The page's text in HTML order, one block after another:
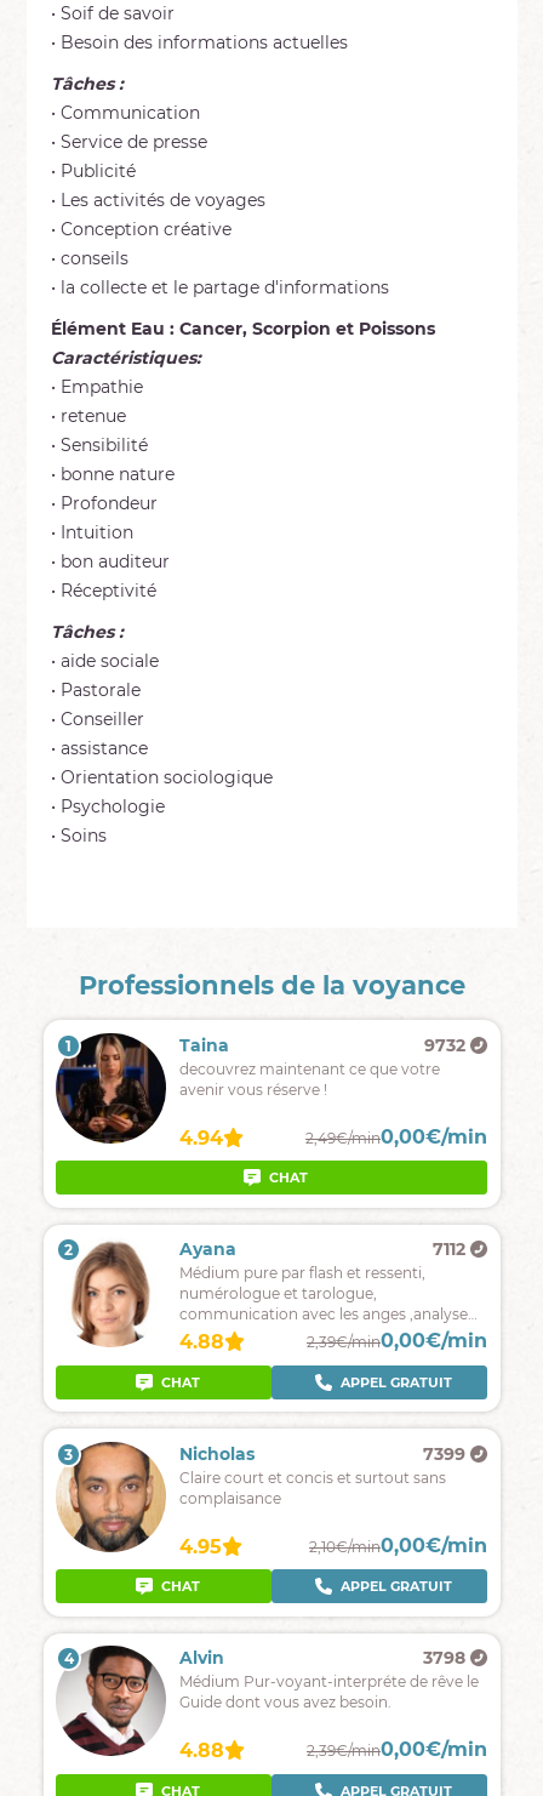
• Soif de savoir
• Besoin des informations actuelles
Tâches :
• Communication
• Service de presse
• Publicité
• Les activités de voyages
• Conception créative
• conseils
• la collecte et le partage d'informations
Élément Eau : Cancer, Scorpion et Poissons
Caractéristiques:
• Empathie
• retenue
• Sensibilité
• bonne nature
• Profondeur
• Intuition
• bon auditeur
• Réceptivité
Tâches :
• aide sociale
• Pastorale
• Conseiller
• assistance
• Orientation sociologique
• Psychologie
• Soins
Professionnels de la voyance
1 Taina 9732
decouvrez maintenant ce que votre
avenir vous réserve !
4.94 2,49€/min0,00€/min
CHAT
2 Ayana 7112
Médium pure par flash et ressenti,
numérologue et tarologue,
communication avec les anges ,analyse
de rêves je suis là pour répondre à toutes
vos question et vous guider vers le bon
chemin.
4.88 2,39€/min0,00€/min
CHAT APPEL GRATUIT
3 Nicholas 7399
Claire court et concis et surtout sans
complaisance
4.95 2,10€/min0,00€/min
CHAT APPEL GRATUIT
4 Alvin 3798
Médium Pur-voyant-interpréte de rêve le
Guide dont vous avez besoin.
4.88 2,39€/min0,00€/min
CHAT APPEL GRATUIT